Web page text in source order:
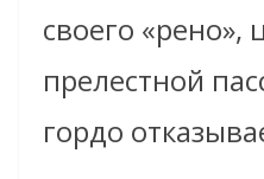
своего «рено»,
прелестной
гордо